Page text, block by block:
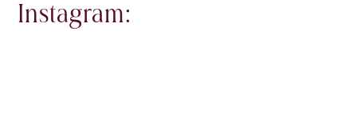
Instagram: